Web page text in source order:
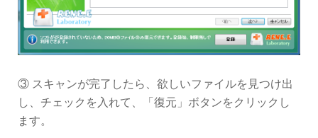
③ スキャンが完了したら、欲しいファイルを見つけ出
し、チェックを入れて、「復元」ボタンをクリックし
ます。